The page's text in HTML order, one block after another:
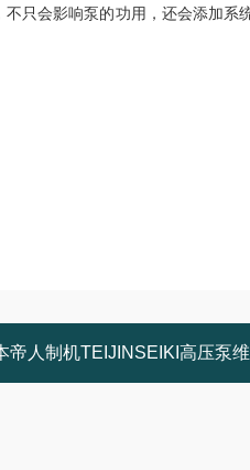
只会影响泵的功用，还会添加系
帝人制机TEIJINSEIKI高压泵